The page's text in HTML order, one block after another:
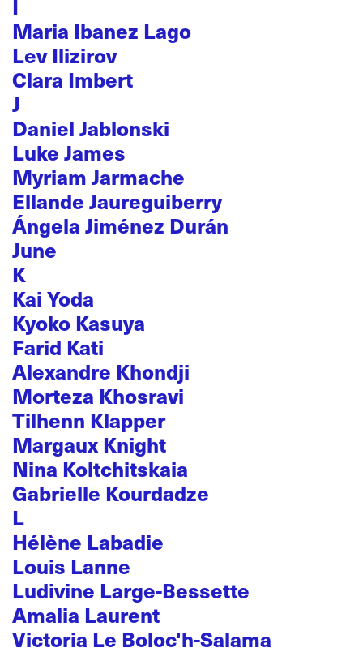
I
Maria Ibanez Lago
Lev Ilizirov
Clara Imbert
J
Daniel Jablonski
Luke James
Myriam Jarmache
Ellande Jaureguiberry
Ángela Jiménez Durán
June
K
Kai Yoda
Kyoko Kasuya
Farid Kati
Alexandre Khondji
Morteza Khosravi
Tilhenn Klapper
Margaux Knight
Nina Koltchitskaia
Gabrielle Kourdadze
L
Hélène Labadie
Louis Lanne
Ludivine Large-Bessette
Amalia Laurent
Victoria Le Boloc'h-Salama